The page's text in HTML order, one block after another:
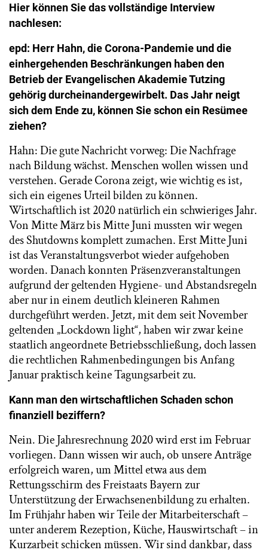
Hier können Sie das vollständige Interview
nachlesen:
epd: Herr Hahn, die Corona-Pandemie und die
einhergehenden Beschränkungen haben den
Betrieb der Evangelischen Akademie Tutzing
gehörig durcheinandergewirbelt. Das Jahr neigt
sich dem Ende zu, können Sie schon ein Resümee
ziehen?
Hahn: Die gute Nachricht vorweg: Die Nachfrage
nach Bildung wächst. Menschen wollen wissen und
verstehen. Gerade Corona zeigt, wie wichtig es ist,
sich ein eigenes Urteil bilden zu können.
Wirtschaftlich ist 2020 natürlich ein schwieriges Jahr.
Von Mitte März bis Mitte Juni mussten wir wegen
des Shutdowns komplett zumachen. Erst Mitte Juni
ist das Veranstaltungsverbot wieder aufgehoben
worden. Danach konnten Präsenzveranstaltungen
aufgrund der geltenden Hygiene- und Abstandsregeln
aber nur in einem deutlich kleineren Rahmen
durchgeführt werden. Jetzt, mit dem seit November
geltenden „Lockdown light“, haben wir zwar keine
staatlich angeordnete Betriebsschließung, doch lassen
die rechtlichen Rahmenbedingungen bis Anfang
Januar praktisch keine Tagungsarbeit zu.
Kann man den wirtschaftlichen Schaden schon
finanziell beziffern?
Nein. Die Jahresrechnung 2020 wird erst im Februar
vorliegen. Dann wissen wir auch, ob unsere Anträge
erfolgreich waren, um Mittel etwa aus dem
Rettungsschirm des Freistaats Bayern zur
Unterstützung der Erwachsenenbildung zu erhalten.
Im Frühjahr haben wir Teile der Mitarbeiterschaft –
unter anderem Rezeption, Küche, Hauswirtschaft – in
Kurzarbeit schicken müssen. Wir sind dankbar, dass